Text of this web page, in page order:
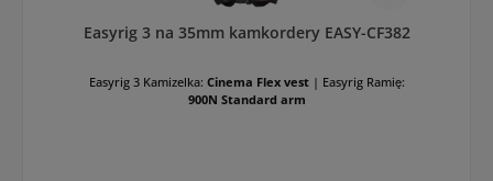
Easyrig 3 na 35mm kamkordery EASY-CF382
Easyrig 3 Kamizelka: Cinema Flex vest | Easyrig Ramię:
900N Standard arm